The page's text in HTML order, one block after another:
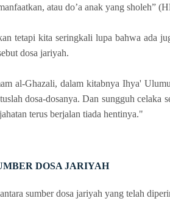
atau do’a anak yang sholeh”
tetapi kita seringkali lupa bahwa ada
dosa jariyah.
al-Ghazali, dalam kitabnya Ihya'
dosa-dosanya. Dan sungguh celaka
terus berjalan tiada hentinya."
DOSA JARIYAH
sumber dosa jariyah yang telah